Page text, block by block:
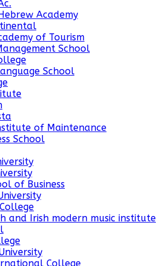
Academy
of Tourism
School
School
of Maintenance
School
of Business
and Irish modern music institute
College